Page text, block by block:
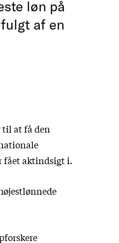
løn på
af en
til at få den
fået aktindsigt i.